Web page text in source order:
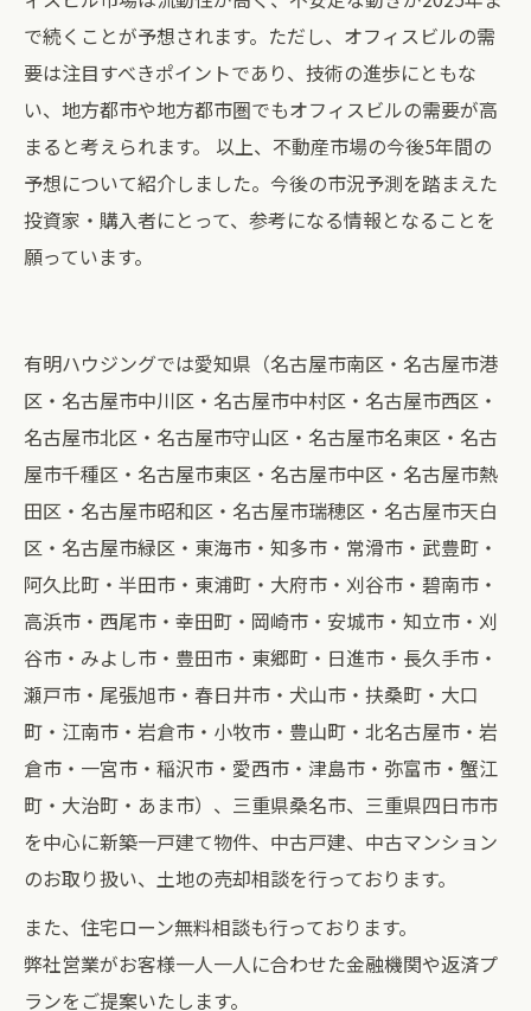
で続くことが予想されます。ただし、オフィスビルの需
要は注目すべきポイントであり、技術の進歩にともな
い、地方都市や地方都市圏でもオフィスビルの需要が高
まると考えられます。 以上、不動産市場の今後5年間の
予想について紹介しました。今後の市況予測を踏まえた
投資家・購入者にとって、参考になる情報となることを
願っています。
有明ハウジングでは愛知県（名古屋市南区・名古屋市港
区・名古屋市中川区・名古屋市中村区・名古屋市西区・
名古屋市北区・名古屋市守山区・名古屋市名東区・名古
屋市千種区・名古屋市東区・名古屋市中区・名古屋市熱
田区・名古屋市昭和区・名古屋市瑞穂区・名古屋市天白
区・名古屋市緑区・東海市・知多市・常滑市・武豊町・
阿久比町・半田市・東浦町・大府市・刈谷市・碧南市・
高浜市・西尾市・幸田町・岡崎市・安城市・知立市・刈
谷市・みよし市・豊田市・東郷町・日進市・長久手市・
瀬戸市・尾張旭市・春日井市・犬山市・扶桑町・大口
町・江南市・岩倉市・小牧市・豊山町・北名古屋市・岩
倉市・一宮市・稲沢市・愛西市・津島市・弥富市・蟹江
町・大治町・あま市）、三重県桑名市、三重県四日市市
を中心に新築一戸建て物件、中古戸建、中古マンション
のお取り扱い、土地の売却相談を行っております。
また、住宅ローン無料相談も行っております。
弊社営業がお客様一人一人に合わせた金融機関や返済プ
ランをご提案いたします。